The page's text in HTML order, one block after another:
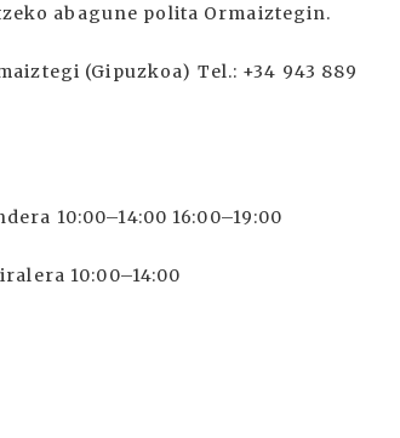
abagune polita Ormaiztegin.
(Gipuzkoa) Tel.: +34 943 889
10:00–14:00 16:00–19:00
10:00–14:00